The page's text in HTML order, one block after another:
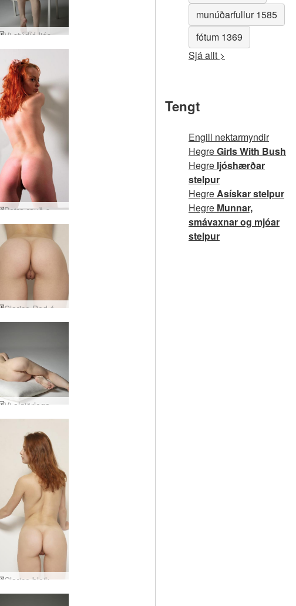
Vi stúdíó ljósmyndun #37
Petra rauð smávaxin #90
Clarice Red ástríðu #54
Clarice bleik og rauð #33
munúðarfullur 1585
fótum 1369
Sjá allt >
Tengt
Engill nektarmyndir
HegreGirls With Bush
Hegre ljóshærðar
stelpur
HegreAsískar stelpur
Hegre Munnar,
smávaxnar og mjóar
stelpur